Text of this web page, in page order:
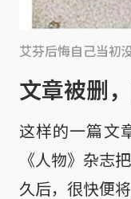
艾芬后悔自己当初
文章被删
这样的一篇文
《人物》杂志
久后，很快便将